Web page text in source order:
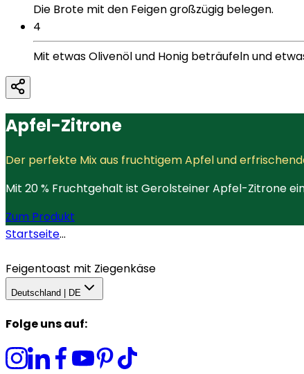
Die Brote mit den Feigen großzügig belegen.
4
Mit etwas Olivenöl und Honig beträufeln und
Apfel-Zitrone
Der perfekte Mix aus fruchtigem Apfel und
Mit 20 % Fruchtgehalt ist Gerolsteiner Apfel-Zitrone
Zum Produkt
Startseite...
Feigentoast mit Ziegenkäse
Deutschland | DE
Folge uns auf: